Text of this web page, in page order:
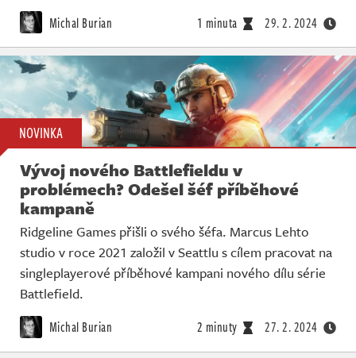
Michal Burian 1 minuta 29. 2. 2024
NOVINKA
Vývoj nového Battlefieldu v
problémech? Odešel šéf příběhové
kampaně
Ridgeline Games přišli o svého šéfa. Marcus Lehto
studio v roce 2021 založil v Seattlu s cílem pracovat na
singleplayerové příběhové kampani nového dílu série
Battlefield.
Michal Burian 2 minuty 27. 2. 2024